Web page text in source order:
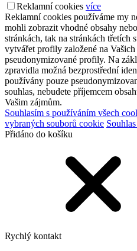
Reklamní cookies více
Reklamní cookies používáme my
mohli zobrazit vhodné obsahy
stránkách, tak na stránkách třetích
vytvářet profily založené na
pseudonymizované profily. Na
zpravidla možná bezprostřední
používány pouze
souhlas, nebudete příjemcem
Vašim zájmům.
Souhlasím s používáním všech
vybraných souborů cookie
Přidáno do košíku
Rychlý kontakt